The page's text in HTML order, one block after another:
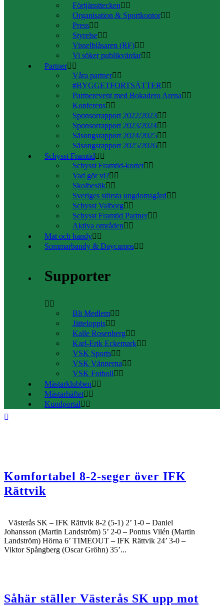
Förtjänsttecken
Organisation & Sportkontor
Press
Styrelse
Visselblåsaren (RF)
Vi söker publikvärdar
Partner
Våra partner
#BYGGETFORTSÄTTER
Partnerevent med Bokadero Arena
Konferens
Sponsorrapport 2022/2023
Sponsorrapport 2023/2024
Säsongsrapport 2024/2025
Säsongsrapport 2025/2026
Schysst Framtid
Schysst Framtid-kortet
Vad gör vi?
Skolbesök
Sveriges största ungdomsgård
Schysst Valborg
Schysst Framtid Partner
Aktiva områden
Mat och bandy
Sommarbandy & Daycamps
Supporter
Bli Medlem
Jätteloppis
Kalle Rosenberg
Karl-Erik Eckemark
VSK Sports
VSK Vännerna
VSK Fotboll
Mästarklubben
Mästarhäftet
Kundportal
Komfortabel 8-2-seger över IFK
Rättvik
Västerås SK – IFK Rättvik 8-2 (5-1) 2’ 1-0 – Daniel
Johansson (Martin Landström) 5’ 2-0 – Pontus Vilén (Martin
Landström) Hörna 6’ TIMEOUT – IFK Rättvik 24’ 3-0 –
Viktor Spångberg (Oscar Gröhn) 35’...
Såhär ställer Västerås SK upp mot